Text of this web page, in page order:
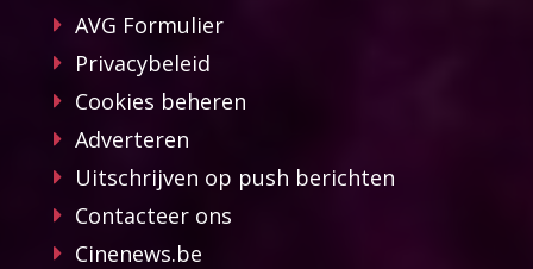
AVG Formulier
Privacybeleid
Cookies beheren
Adverteren
Uitschrijven op push berichten
Contacteer ons
Cinenews.be